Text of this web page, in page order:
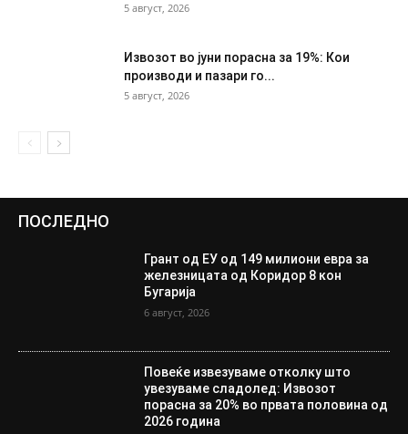
5 август, 2026
Извозот во јуни порасна за 19%: Кои
производи и пазари го...
5 август, 2026
ПОСЛЕДНО
Грант од ЕУ од 149 милиони евра за
железницата од Коридор 8 кон
Бугарија
6 август, 2026
Повеќе извезуваме отколку што
увезуваме сладолед: Извозот
порасна за 20% во првата половина од
2026 година